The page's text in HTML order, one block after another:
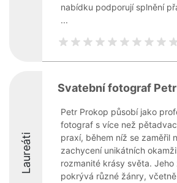
nabídku podporují splnění
...
Laureáti
Svatební fotograf
Petr Prokop působí jako
fotograf s více než
praxí, během níž se zaměřil
zachycení unikátních
rozmanité krásy světa. Jeho
pokrývá různé žánry, včetně